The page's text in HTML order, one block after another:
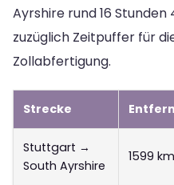
Ayrshire rund 16
zuzüglich Zeitpuffer für
Zollabfertigung.
Strecke
Stuttgart →
South Ayrshire
1599 km